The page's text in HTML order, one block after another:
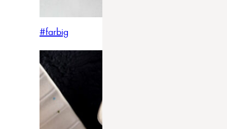
#farbig